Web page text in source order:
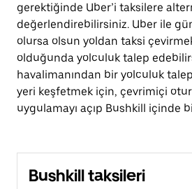
gerektiğinde Uber’i taksilere
değerlendirebilirsiniz. Uber ile
olursa olsun yoldan taksi
olduğunda yolculuk talep
havalimanından bir yolculuk
yeri keşfetmek için, çevrimiçi
uygulamayı açıp Bushkill içinde
Bushkill taksileri